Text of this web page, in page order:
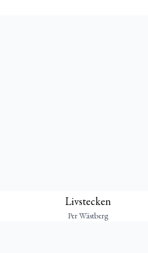
Livstecken
Per Wästberg